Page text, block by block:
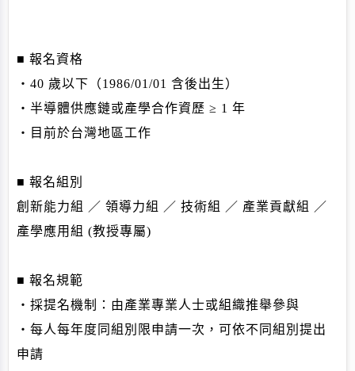
■ 報名資格
・40 歲以下（1986/01/01 含後出生）
・半導體供應鏈或產學合作資歷 ≥ 1 年
・目前於台灣地區工作
■ 報名組別
創新能力組 ／ 領導力組 ／ 技術組 ／ 產業貢獻組 ／
產學應用組 (教授專屬)
■ 報名規範
・採提名機制：由產業專業人士或組織推舉參與
・每人每年度同組別限申請一次，可依不同組別提出
申請